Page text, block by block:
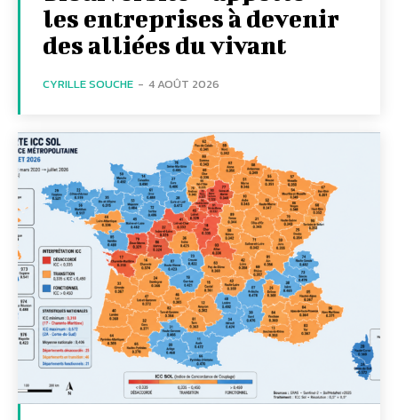
les entreprises à devenir
des alliées du vivant
CYRILLE SOUCHE - 4 AOÛT 2026